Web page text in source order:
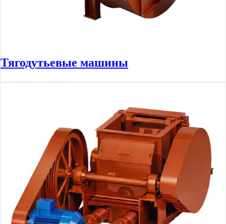
Тягодутьевые машины